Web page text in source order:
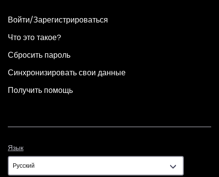
Войти/Зарегистрироваться
Что это такое?
Сбросить пароль
Синхронизировать свои данные
Получить помощь
Язык